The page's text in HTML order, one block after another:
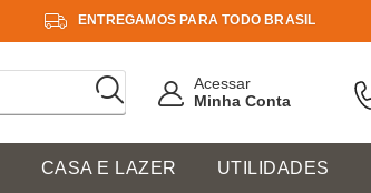
ENTREGAMOS PARA TODO BRASIL
Acessar
Minha Conta
CASA E LAZER UTILIDADES